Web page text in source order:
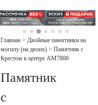
Главная > Двойные памятники на
могилу (на двоих) > Памятник с
Крестом в центре AM7800
Памятник
с